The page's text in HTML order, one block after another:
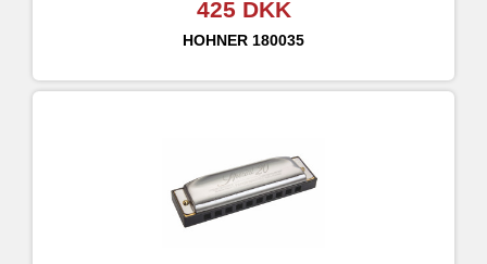
425 DKK
HOHNER 180035